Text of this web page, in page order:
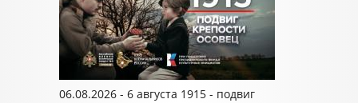
06.08.2026 - 6 августа 1915 - подвиг